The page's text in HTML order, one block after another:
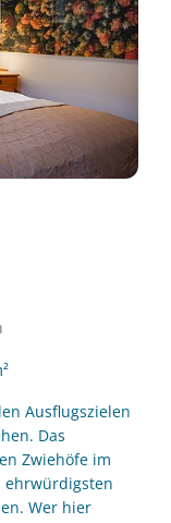
Ausflugszielen
Das
Zwiehöfe im
ehrwürdigsten
Wer hier